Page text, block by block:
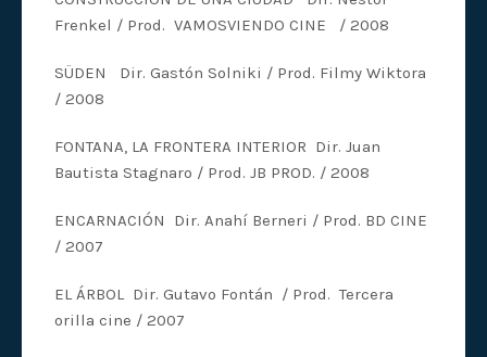
Frenkel / Prod. VAMOSVIENDO CINE / 2008
SÜDEN Dir. Gastón Solniki / Prod. Filmy Wiktora
/ 2008
FONTANA, LA FRONTERA INTERIOR Dir. Juan
Bautista Stagnaro / Prod. JB PROD. / 2008
ENCARNACIÓN Dir. Anahí Berneri / Prod. BD CINE
/ 2007
EL ÁRBOL Dir. Gutavo Fontán / Prod. Tercera
orilla cine / 2007